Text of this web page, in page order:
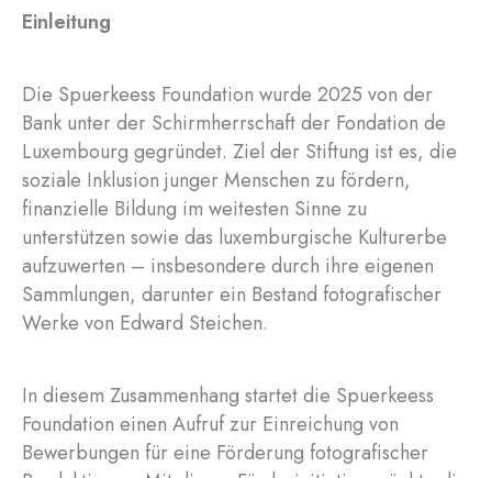
Einleitung
Die Spuerkeess Foundation wurde 2025 von der
Bank unter der Schirmherrschaft der Fondation de
Luxembourg gegründet. Ziel der Stiftung ist es, die
soziale Inklusion junger Menschen zu fördern,
finanzielle Bildung im weitesten Sinne zu
unterstützen sowie das luxemburgische Kulturerbe
aufzuwerten – insbesondere durch ihre eigenen
Sammlungen, darunter ein Bestand fotografischer
Werke von Edward Steichen.
In diesem Zusammenhang startet die Spuerkeess
Foundation einen Aufruf zur Einreichung von
Bewerbungen für eine Förderung fotografischer